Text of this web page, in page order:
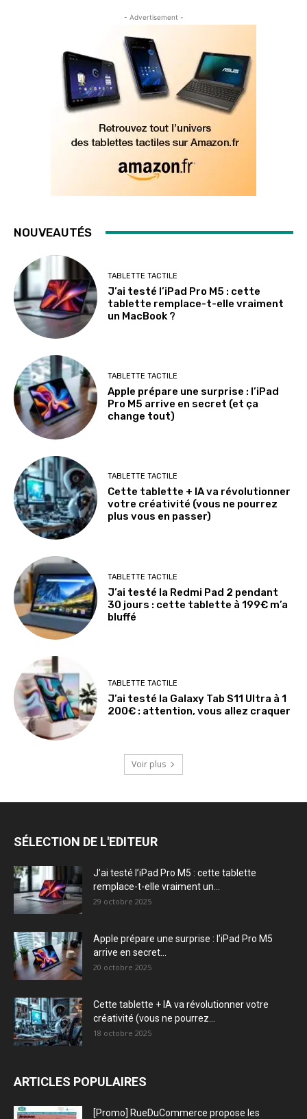
- Advertisement -
NOUVEAUTÉS
TABLETTE TACTILE
J’ai testé l’iPad Pro M5 : cette
tablette remplace-t-elle vraiment
un MacBook ?
TABLETTE TACTILE
Apple prépare une surprise : l’iPad
Pro M5 arrive en secret (et ça
change tout)
TABLETTE TACTILE
Cette tablette + IA va révolutionner
votre créativité (vous ne pourrez
plus vous en passer)
TABLETTE TACTILE
J’ai testé la Redmi Pad 2 pendant
30 jours : cette tablette à 199€ m’a
bluffé
TABLETTE TACTILE
J’ai testé la Galaxy Tab S11 Ultra à 1
200€ : attention, vous allez craquer
Voir plus
SÉLECTION DE L'EDITEUR
J’ai testé l’iPad Pro M5 : cette tablette
remplace-t-elle vraiment un...
29 octobre 2025
Apple prépare une surprise : l’iPad Pro M5
arrive en secret...
20 octobre 2025
Cette tablette + IA va révolutionner votre
créativité (vous ne pourrez...
18 octobre 2025
ARTICLES POPULAIRES
[Promo] RueDuCommerce propose les